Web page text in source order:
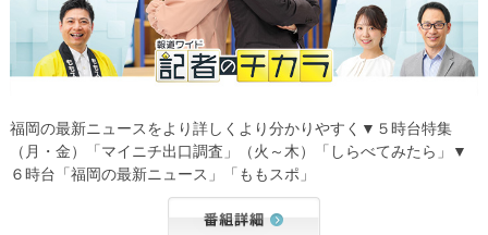
福岡の最新ニュースをより詳しくより分かりやすく▼５時台特集
（月・金）「マイニチ出口調査」（火～木）「しらべてみたら」▼
６時台「福岡の最新ニュース」「ももスポ」